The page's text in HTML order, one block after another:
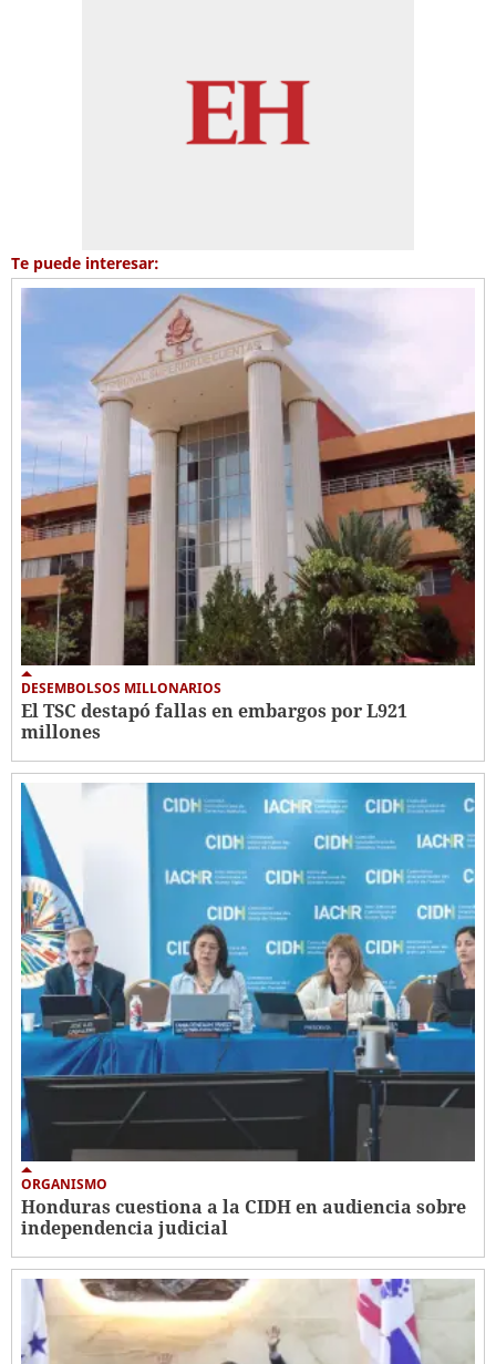
Te puede interesar:
DESEMBOLSOS MILLONARIOS
El TSC destapó fallas en embargos por L921
millones
ORGANISMO
Honduras cuestiona a la CIDH en audiencia sobre
independencia judicial